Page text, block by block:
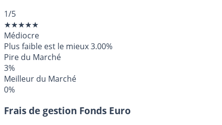
1/5
★★★★★
Médiocre
Plus faible est le mieux3.00%
Pire du Marché
3%
Meilleur du Marché
0%
Frais de gestion Fonds Euro